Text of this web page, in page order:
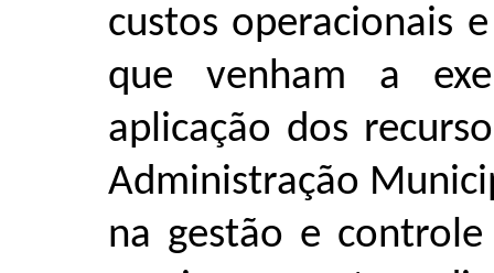
custos operacionais
que venham a
aplicação dos
Administração
na gestão e